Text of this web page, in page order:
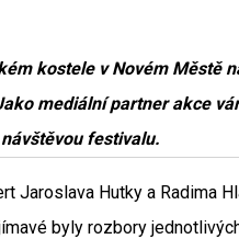
kostele v Novém Městě
mediální partner akce
festivalu.
Jaroslava Hutky a Radima
byly rozbory